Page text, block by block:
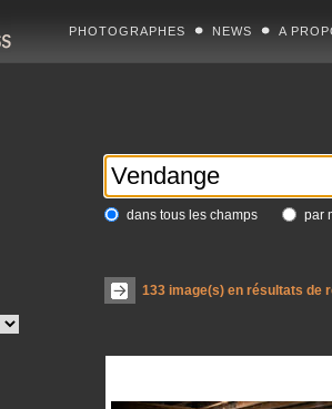
PHOTOGRAPHES NEWS A
dans tous les champs par
133image(s) en résultats de